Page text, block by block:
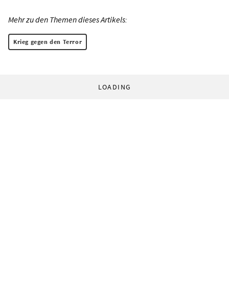
Mehr zu den Themen dieses Artikels:
Krieg gegen den Terror
LOADING